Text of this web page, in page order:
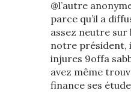
@l’autre
parce qu’il a
assez neutre
notre président,
injures 9offa
avez même
finance ses